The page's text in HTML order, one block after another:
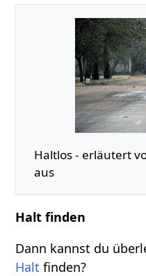
Haltlos - erläutert
aus
Halt finden
Dann kannst du
Halt finden?